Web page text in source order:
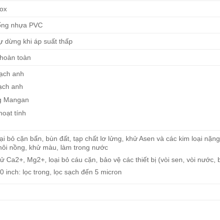
nhựa PVC
dừng khi áp suất thấp
toàn
anh
anh
Mangan
tính
bỏ cặn bẩn, bùn đất, tạp chất lơ lửng, khử Asen và các kim loại
nồng, khử màu, làm trong nước
Ca2+, Mg2+, loại bỏ cáu cặn, bảo vệ các thiết bị (vòi sen, vòi
inch: lọc trong, lọc sạch đến 5 micron